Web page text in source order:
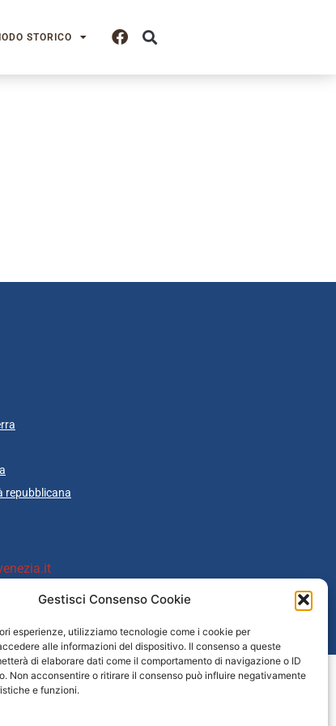
Gestisci Consenso Cookie
esperienze, utilizziamo tecnologie come i cookie per
alle informazioni del dispositivo. Il consenso a queste
di elaborare dati come il comportamento di navigazione o ID
Non acconsentire o ritirare il consenso può influire negativamente
e funzioni.
STORICO
repubblicana